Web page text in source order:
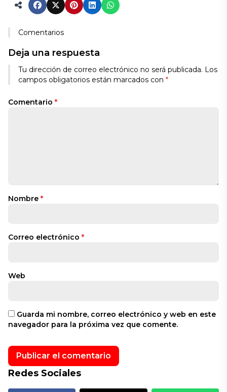
Comentarios
Deja una respuesta
Tu dirección de correo electrónico no será publicada. Los
campos obligatorios están marcados con *
Comentario *
Nombre *
Correo electrónico *
Web
Guarda mi nombre, correo electrónico y web en este
navegador para la próxima vez que comente.
Redes Sociales